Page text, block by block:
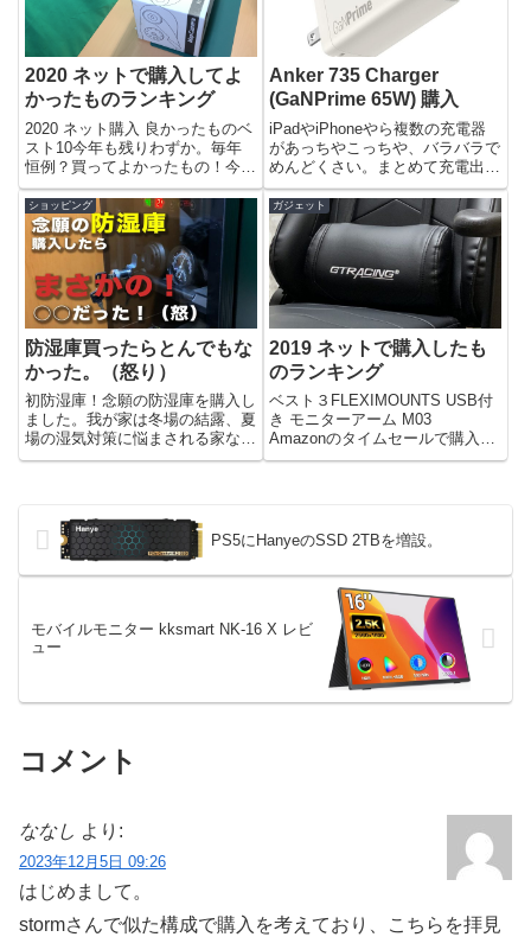
2020 ネットで購入してよ
かったものランキング
2020 ネット購入 良かったものベ
スト10今年も残りわずか。毎年
恒例？買ってよかったもの！今年
は例年になくネット通販利用が多
かったと思う。原因は色々あると
思うがやはりステイホーム。自宅
でできるようにと、なんだか色々
出費が重なったように思う...
Anker 735 Charger
(GaNPrime 65W) 購入
iPadやiPhoneやら複数の充電器
があっちやこっちや、バラバラで
めんどくさい。まとめて充電出来
る３股くらいの充電器が欲しい！
というわけでAmazonで物色、条
件としてはPD対応、USB-Cが２
口、USB-Aが一口のものを探し
ました。An...
ショッピング
防湿庫買ったらとんでもな
かった。（怒り）
初防湿庫！念願の防湿庫を購入し
ました。我が家は冬場の結露、夏
場の湿気対策に悩まされる家なの
です。今までは簡易型のケースに
度管理、カビが発生しないように
光学機器類を保管しておりまし
た...
ガジェット
2019 ネットで購入したも
のランキング
ベスト３FLEXIMOUNTS USB付
き モニターアーム M03
Amazonのタイムセールで購入し
たが、モニターアームとしての安
応シて...
PS5にHanyeのSSD 2TBを増設。
モバイルモニター kksmart NK-16 X レビ
ュー
コメント
ななし より:
2023年12月5日 09:26
はじめまして。
stormさんで似た構成で購入を考えており、こちらを拝見